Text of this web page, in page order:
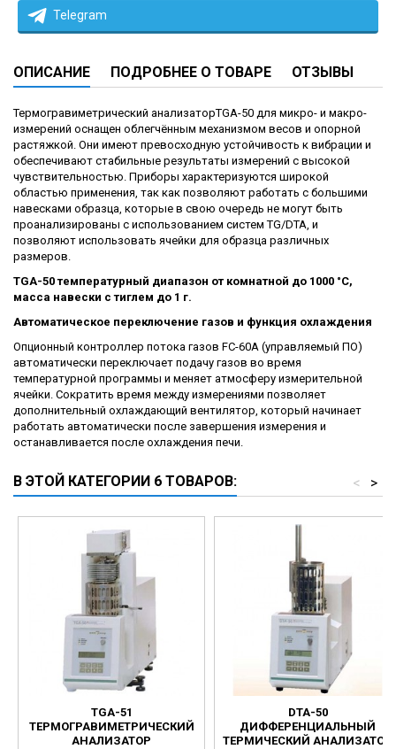
Telegram
ОПИСАНИЕ ПОДРОБНЕЕ О ТОВАРЕ ОТЗЫВЫ
Термогравиметрический анализаторTGA-50 для микро- и макро-
измерений оснащен облегчённым механизмом весов и опорной
растяжкой. Они имеют превосходную устойчивость к вибрации и
обеспечивают стабильные результаты измерений с высокой
чувствительностью. Приборы характеризуются широкой
областью применения, так как позволяют работать с большими
навесками образца, которые в свою очередь не могут быть
проанализированы с использованием систем TG/DTA, и
позволяют использовать ячейки для образца различных
размеров.
TGA-50 температурный диапазон от комнатной до 1000 °C,
масса навески с тиглем до 1 г.
Автоматическое переключение газов и функция охлаждения
Опционный контроллер потока газов FC-60А (управляемый ПО)
автоматически переключает подачу газов во время
температурной программы и меняет атмосферу измерительной
ячейки. Сократить время между измерениями позволяет
дополнительный охлаждающий вентилятор, который начинает
работать автоматически после завершения измерения и
останавливается после охлаждения печи.
В ЭТОЙ КАТЕГОРИИ 6 ТОВАРОВ: >
<
TGA-51
ТЕРМОГРАВИМЕТРИЧЕСКИЙ
АНАЛИЗАТОР
DTA-50
ДИФФЕРЕНЦИАЛЬНЫЙ
ТЕРМИЧЕСКИЙ АНАЛИЗАТОР